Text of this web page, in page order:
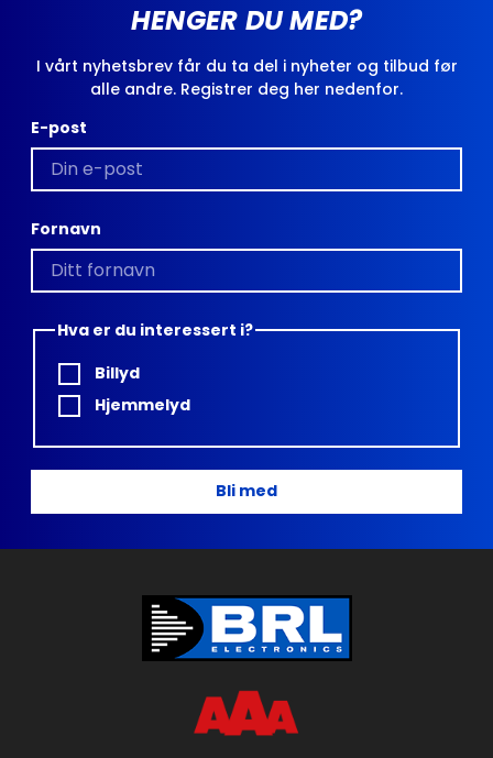
HENGER DU MED?
I vårt nyhetsbrev får du ta del i nyheter og tilbud før
alle andre. Registrer deg her nedenfor.
E-post
Fornavn
Hva er du interessert i?
Billyd
Hjemmelyd
Bli med